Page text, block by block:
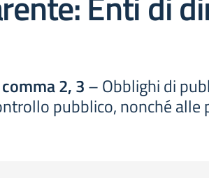
2, 3– Obblighi di
pubblico, nonché